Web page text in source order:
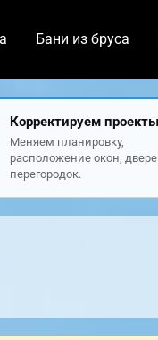
Бани из бруса
Корректируем проекты
Меняем планировку,
расположение окон,
перегородок.